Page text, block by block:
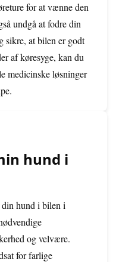
for at vænne den
undgå at fodre din
sikre, at bilen er godt
af køresyge, kan du
medicinske løsninger
hund i
hund i bilen i
og velvære.
for farlige